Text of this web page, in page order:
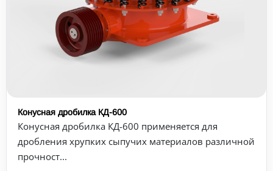
Конусная дробилка КД-600
Конусная дробилка КД-600 применяется для
дробления хрупких сыпучих материалов различной
прочност...